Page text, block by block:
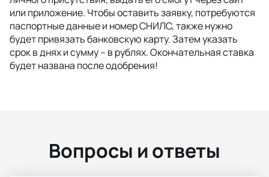
или приложение. Чтобы оставить заявку, потребуются
паспортные данные и номер СНИЛС, также нужно
будет привязать банковскую карту. Затем указать
срок в днях и сумму – в рублях. Окончательная ставка
будет названа после одобрения!
Вопросы и ответы